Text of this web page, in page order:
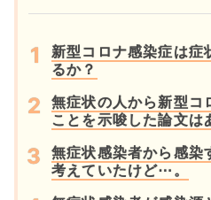
新型コロナ感染症は症
るか？
無症状の人から新型コ
ことを示唆した論文は
無症状感染者から感染
考えていたけど⋯。